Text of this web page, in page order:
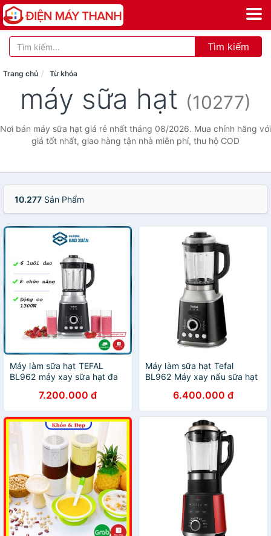
Tìm kiếm
Trang chủ Từ khóa
máy sữa hạt (10277)
Nơi bán máy sữa hạt giá rẻ nhất tháng 08/2026. Mua chính hãng với
giá tốt nhất, giao hàng tận nhà miễn phí, thu hộ COD
10.277 Sản Phẩm
Máy làm sữa hạt TEFAL
BL962 máy xay sữa hạt đa
7.200.000 đ
Máy làm sữa hạt Tefal
BL962 Máy xay nấu sữa hạt
6.400.000 đ